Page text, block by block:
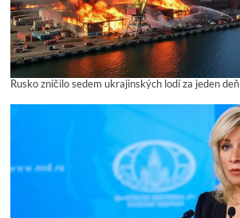
Rusko zničilo sedem ukrajinských lodí za jeden deň